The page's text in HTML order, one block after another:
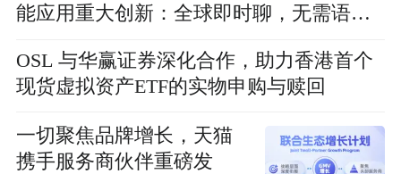
能应用重大创新：全球即时聊，无需语言
OSL 与华赢证券深化合作，助力香港首个
现货虚拟资产ETF的实物申购与赎回
一切聚焦品牌增长，天猫
携手服务商伙伴重磅发